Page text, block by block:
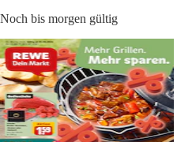
Noch bis morgen gültig